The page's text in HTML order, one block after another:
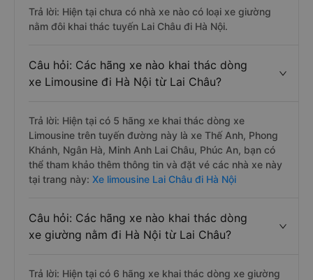
Trả lời: Hiện tại chưa có nhà xe nào có loại xe giường
nằm đôi khai thác tuyến Lai Châu đi Hà Nội.
Câu hỏi: Các hãng xe nào khai thác dòng
xe Limousine đi Hà Nội từ Lai Châu?
Trả lời: Hiện tại có 5 hãng xe khai thác dòng xe
Limousine trên tuyến đường này là xe Thế Anh, Phong
Khánh, Ngân Hà, Minh Anh Lai Châu, Phúc An, bạn có
thể tham khảo thêm thông tin và đặt vé các nhà xe này
tại trang này: Xe limousine Lai Châu đi Hà Nội
Câu hỏi: Các hãng xe nào khai thác dòng
xe giường nằm đi Hà Nội từ Lai Châu?
Trả lời: Hiện tại có 6 hãng xe khai thác dòng xe giường